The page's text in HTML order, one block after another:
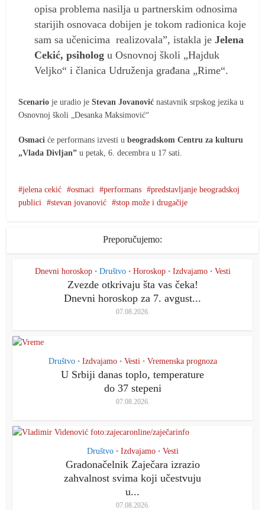
opisa problema nasilja u partnerskim odnosima
starijih osnovaca dobijen je tokom radionica koje
sam sa učenicima realizovala”, istakla jeJelena
Cekić, psiholog u Osnovnoj školi „Hajduk
Veljko“ i članica Udruženja građana „Rime“.
Scenario je uradio jeStevan Jovanović nastavnik srpskog jezika u
Osnovnoj školi „Desanka Maksimović“
Osmaci će performans izvesti ubeogradskom Centru za kulturu
„Vlada Divljan” u petak, 6. decembra u 17 sati.
jelena cekić osmaci performans
predstavljanje beogradskoj
publici
stevan jovanović stop može i drugačije
Preporučujemo:
Dnevni horoskop • Društvo • Horoskop • Izdvajamo • Vesti
Zvezde otkrivaju šta vas čeka!
Dnevni horoskop za 7. avgust...
07.08.2026.
Društvo • Izdvajamo • Vesti • Vremenska prognoza
U Srbiji danas toplo, temperature
do 37 stepeni
07.08.2026.
Društvo • Izdvajamo • Vesti
Gradonačelnik Zaječara izrazio
zahvalnost svima koji učestvuju
u...
07.08.2026.